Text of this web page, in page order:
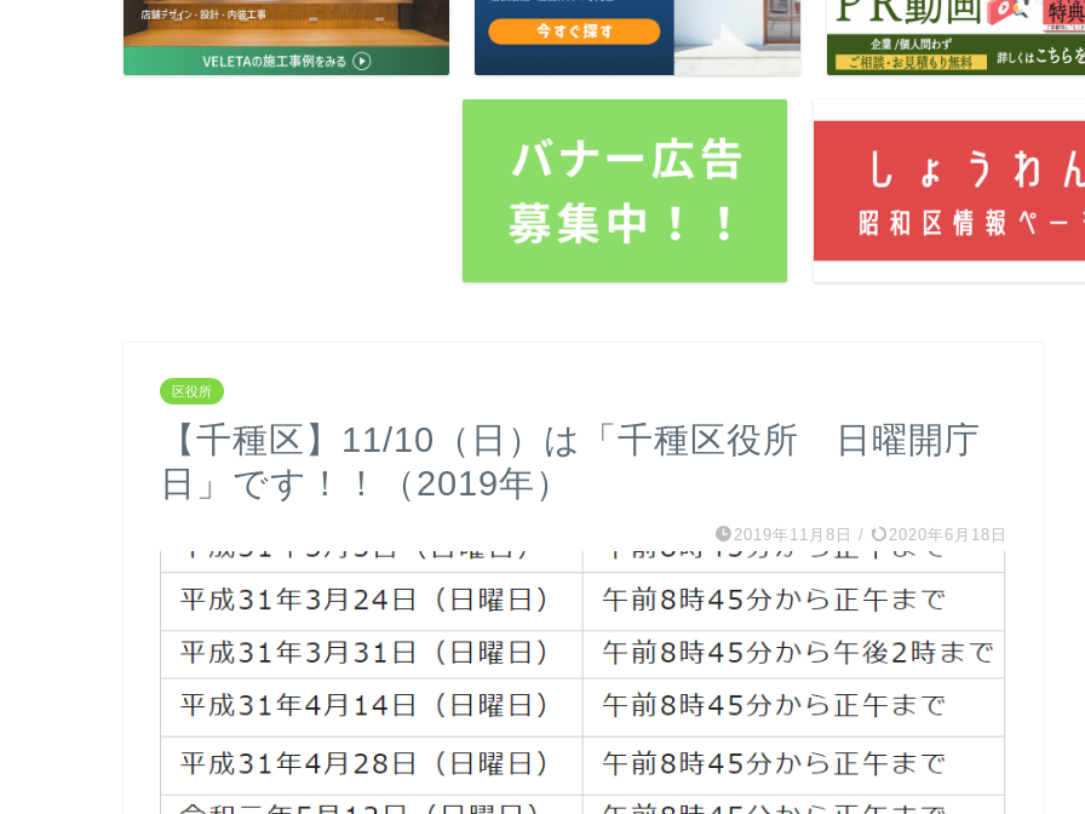
区役所
【千種区】11/10（日）は「千種区役所 日曜開庁
日」です！！（2019年）
2019年11月8日 / 2020年6月18日